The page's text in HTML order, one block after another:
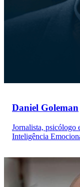
Daniel Goleman
Jornalista, psicólogo
Inteligência